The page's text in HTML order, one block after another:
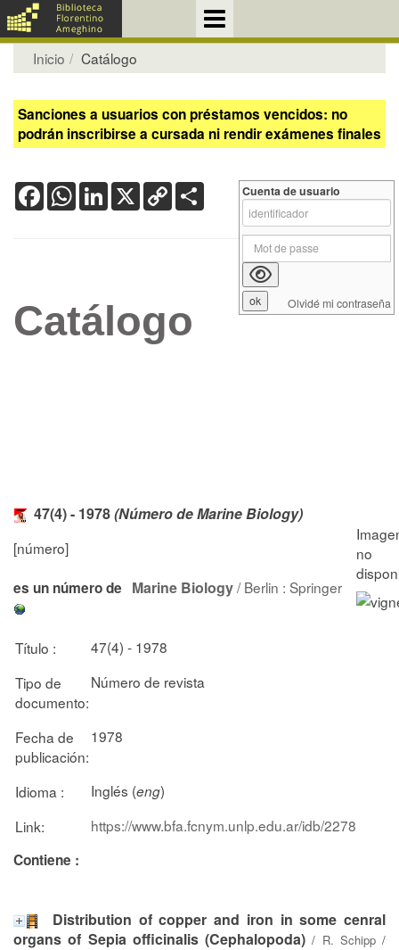
Inicio Catálogo
Sanciones a usuarios con préstamos vencidos: no
podrán inscribirse a cursada ni rendir exámenes finales
FacebookWhatsApp
LinkedIn
X Copy
Link
Catálogo
47(4) - 1978(Número de Marine Biology)
[número]
es un número de Marine Biology/ Berlin : Springer
Título :
47(4) - 1978
Tipo de
documento:
Número de revista
Fecha de
publicación:
1978
Idioma : Inglés (eng)
Link:
https://www.bfa.fcnym.unlp.edu.ar/idb/2278
Contiene :
Distribution of copper and iron in some cenral
organs of Sepia officinalis (Cephalopoda) / R. Schipp/
Cuenta de usuario
Olvidé mi contraseña